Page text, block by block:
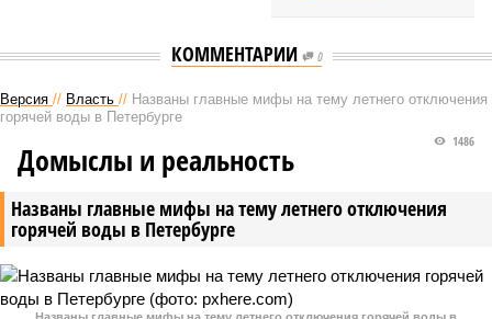
КОММЕНТАРИИ 0
Версия // Власть // Названы главные мифы на тему летнего отключения
горячей воды в Петербурге
Названы главные мифы на тему летнего отключения
горячей воды в Петербурге
1486
Домыслы и реальность